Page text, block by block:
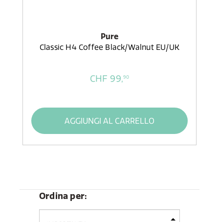
Pure
Classic H4 Coffee Black/Walnut EU/UK
CHF 99,90
AGGIUNGI AL CARRELLO
Ordina per: